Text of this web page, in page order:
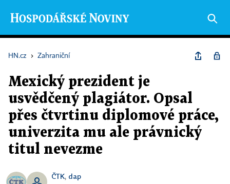
HN.cz › Zahraniční
Mexický prezident je
usvědčený plagiátor. Opsal
přes čtvrtinu diplomové práce,
univerzita mu ale právnický
titul nevezme
ČTK, dap